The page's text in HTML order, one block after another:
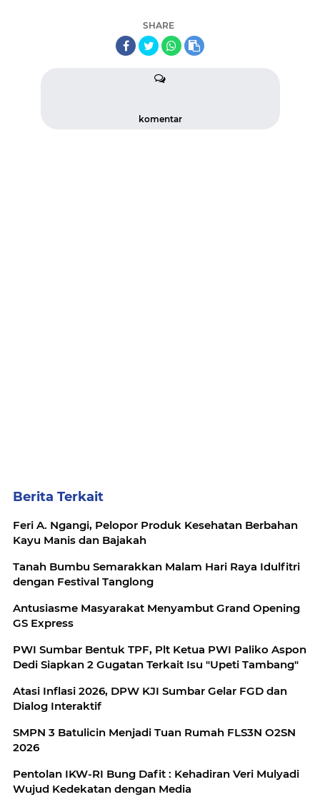
SHARE
komentar
Berita Terkait
Feri A. Ngangi, Pelopor Produk Kesehatan Berbahan
Kayu Manis dan Bajakah
Tanah Bumbu Semarakkan Malam Hari Raya Idulfitri
dengan Festival Tanglong
Antusiasme Masyarakat Menyambut Grand Opening
GS Express
PWI Sumbar Bentuk TPF, Plt Ketua PWI Paliko Aspon
Dedi Siapkan 2 Gugatan Terkait Isu "Upeti Tambang"
Atasi Inflasi 2026, DPW KJI Sumbar Gelar FGD dan
Dialog Interaktif
SMPN 3 Batulicin Menjadi Tuan Rumah FLS3N O2SN
2026
Pentolan IKW-RI Bung Dafit : Kehadiran Veri Mulyadi
Wujud Kedekatan dengan Media